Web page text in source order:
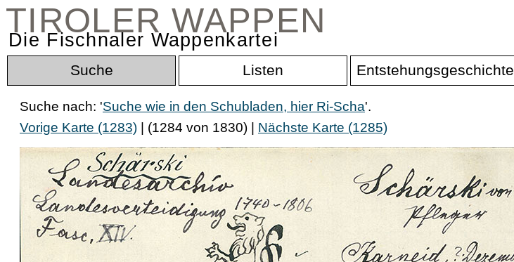
TIROLER WAPPEN
Die Fischnaler Wappenkartei
Suche Listen Entstehungsgeschichte
Suche nach: 'Suche wie in den Schubladen, hier Ri-Scha'.
Vorige Karte (1283) | (1284 von 1830) | Nächste Karte (1285)